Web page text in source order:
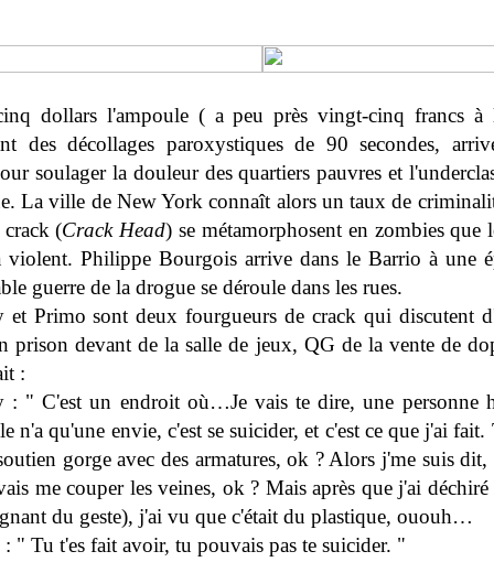
dollars l'ampoule ( a peu près vingt-cinq francs à
des décollages paroxystiques de 90 secondes,
soulager la douleur des quartiers pauvres et
La ville de New York connaît alors un taux de
crack (Crack Head) se métamorphosent en zombies que
violent. Philippe Bourgois arrive dans le Barrio à une
guerre de la drogue se déroule dans les rues.
et Primo sont deux fourgueurs de crack qui discutent
prison devant de la salle de jeux, QG de la vente de
:
: " C'est un endroit où…Je vais te dire, une personne
n'a qu'une envie, c'est se suicider, et c'est ce que j'ai
gorge avec des armatures, ok ? Alors j'me suis dit,
me couper les veines, ok ? Mais après que j'ai
du geste), j'ai vu que c'était du plastique, ououh…
" Tu t'es fait avoir, tu pouvais pas te suicider. "